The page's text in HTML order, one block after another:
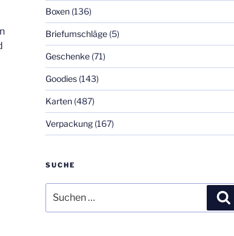
Boxen(136)
Briefumschläge(5)
Geschenke(71)
Goodies(143)
Karten(487)
Verpackung(167)
SUCHE
nach: